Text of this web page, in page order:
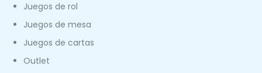
Juegos de rol
Juegos de mesa
Juegos de cartas
Outlet